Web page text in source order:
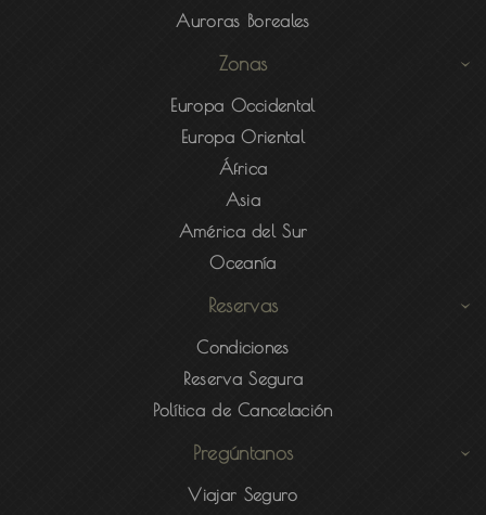
Auroras Boreales
Zonas
Europa Occidental
Europa Oriental
África
Asia
América del Sur
Oceanía
Reservas
Condiciones
Reserva Segura
Política de Cancelación
Pregúntanos
Viajar Seguro